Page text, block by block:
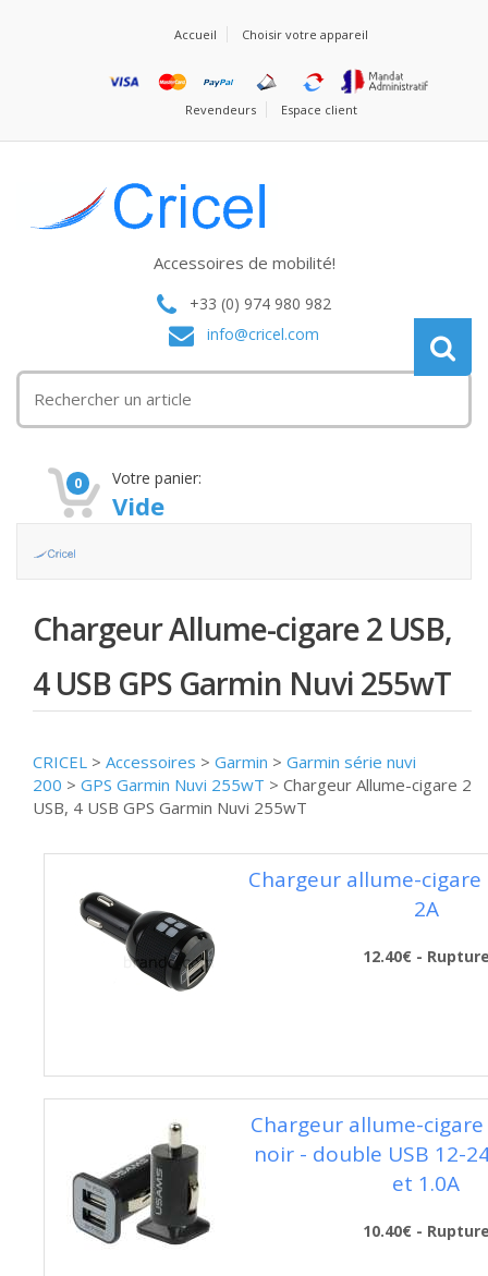
Accueil Choisir votre appareil
Revendeurs Espace client
Accessoires de mobilité!
+33 (0) 974 980 982
info@cricel.com
0 Votre panier:
Vide
Chargeur Allume-cigare 2 USB,
4 USB GPS Garmin Nuvi 255wT
CRICEL > Accessoires > Garmin > Garmin série nuvi
200 > GPS Garmin Nuvi 255wT > Chargeur Allume-cigare 2
USB, 4 USB GPS Garmin Nuvi 255wT
Chargeur allume-cigare
2A
12.40€ -
Chargeur allume-
noir - double USB 12-
et 1.0A
10.40€ -